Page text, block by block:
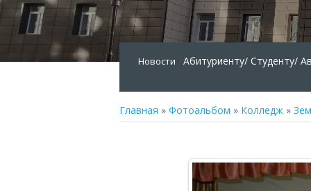
Новости Абитуриенту/ Студенту/
Главная » Фотоальбом » Колледж »